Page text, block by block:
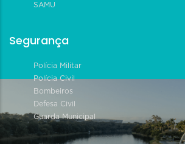
SAMU
Segurança
Polícia Militar
Polícia Civil
Bombeiros
Defesa Civil
Guarda Municipal